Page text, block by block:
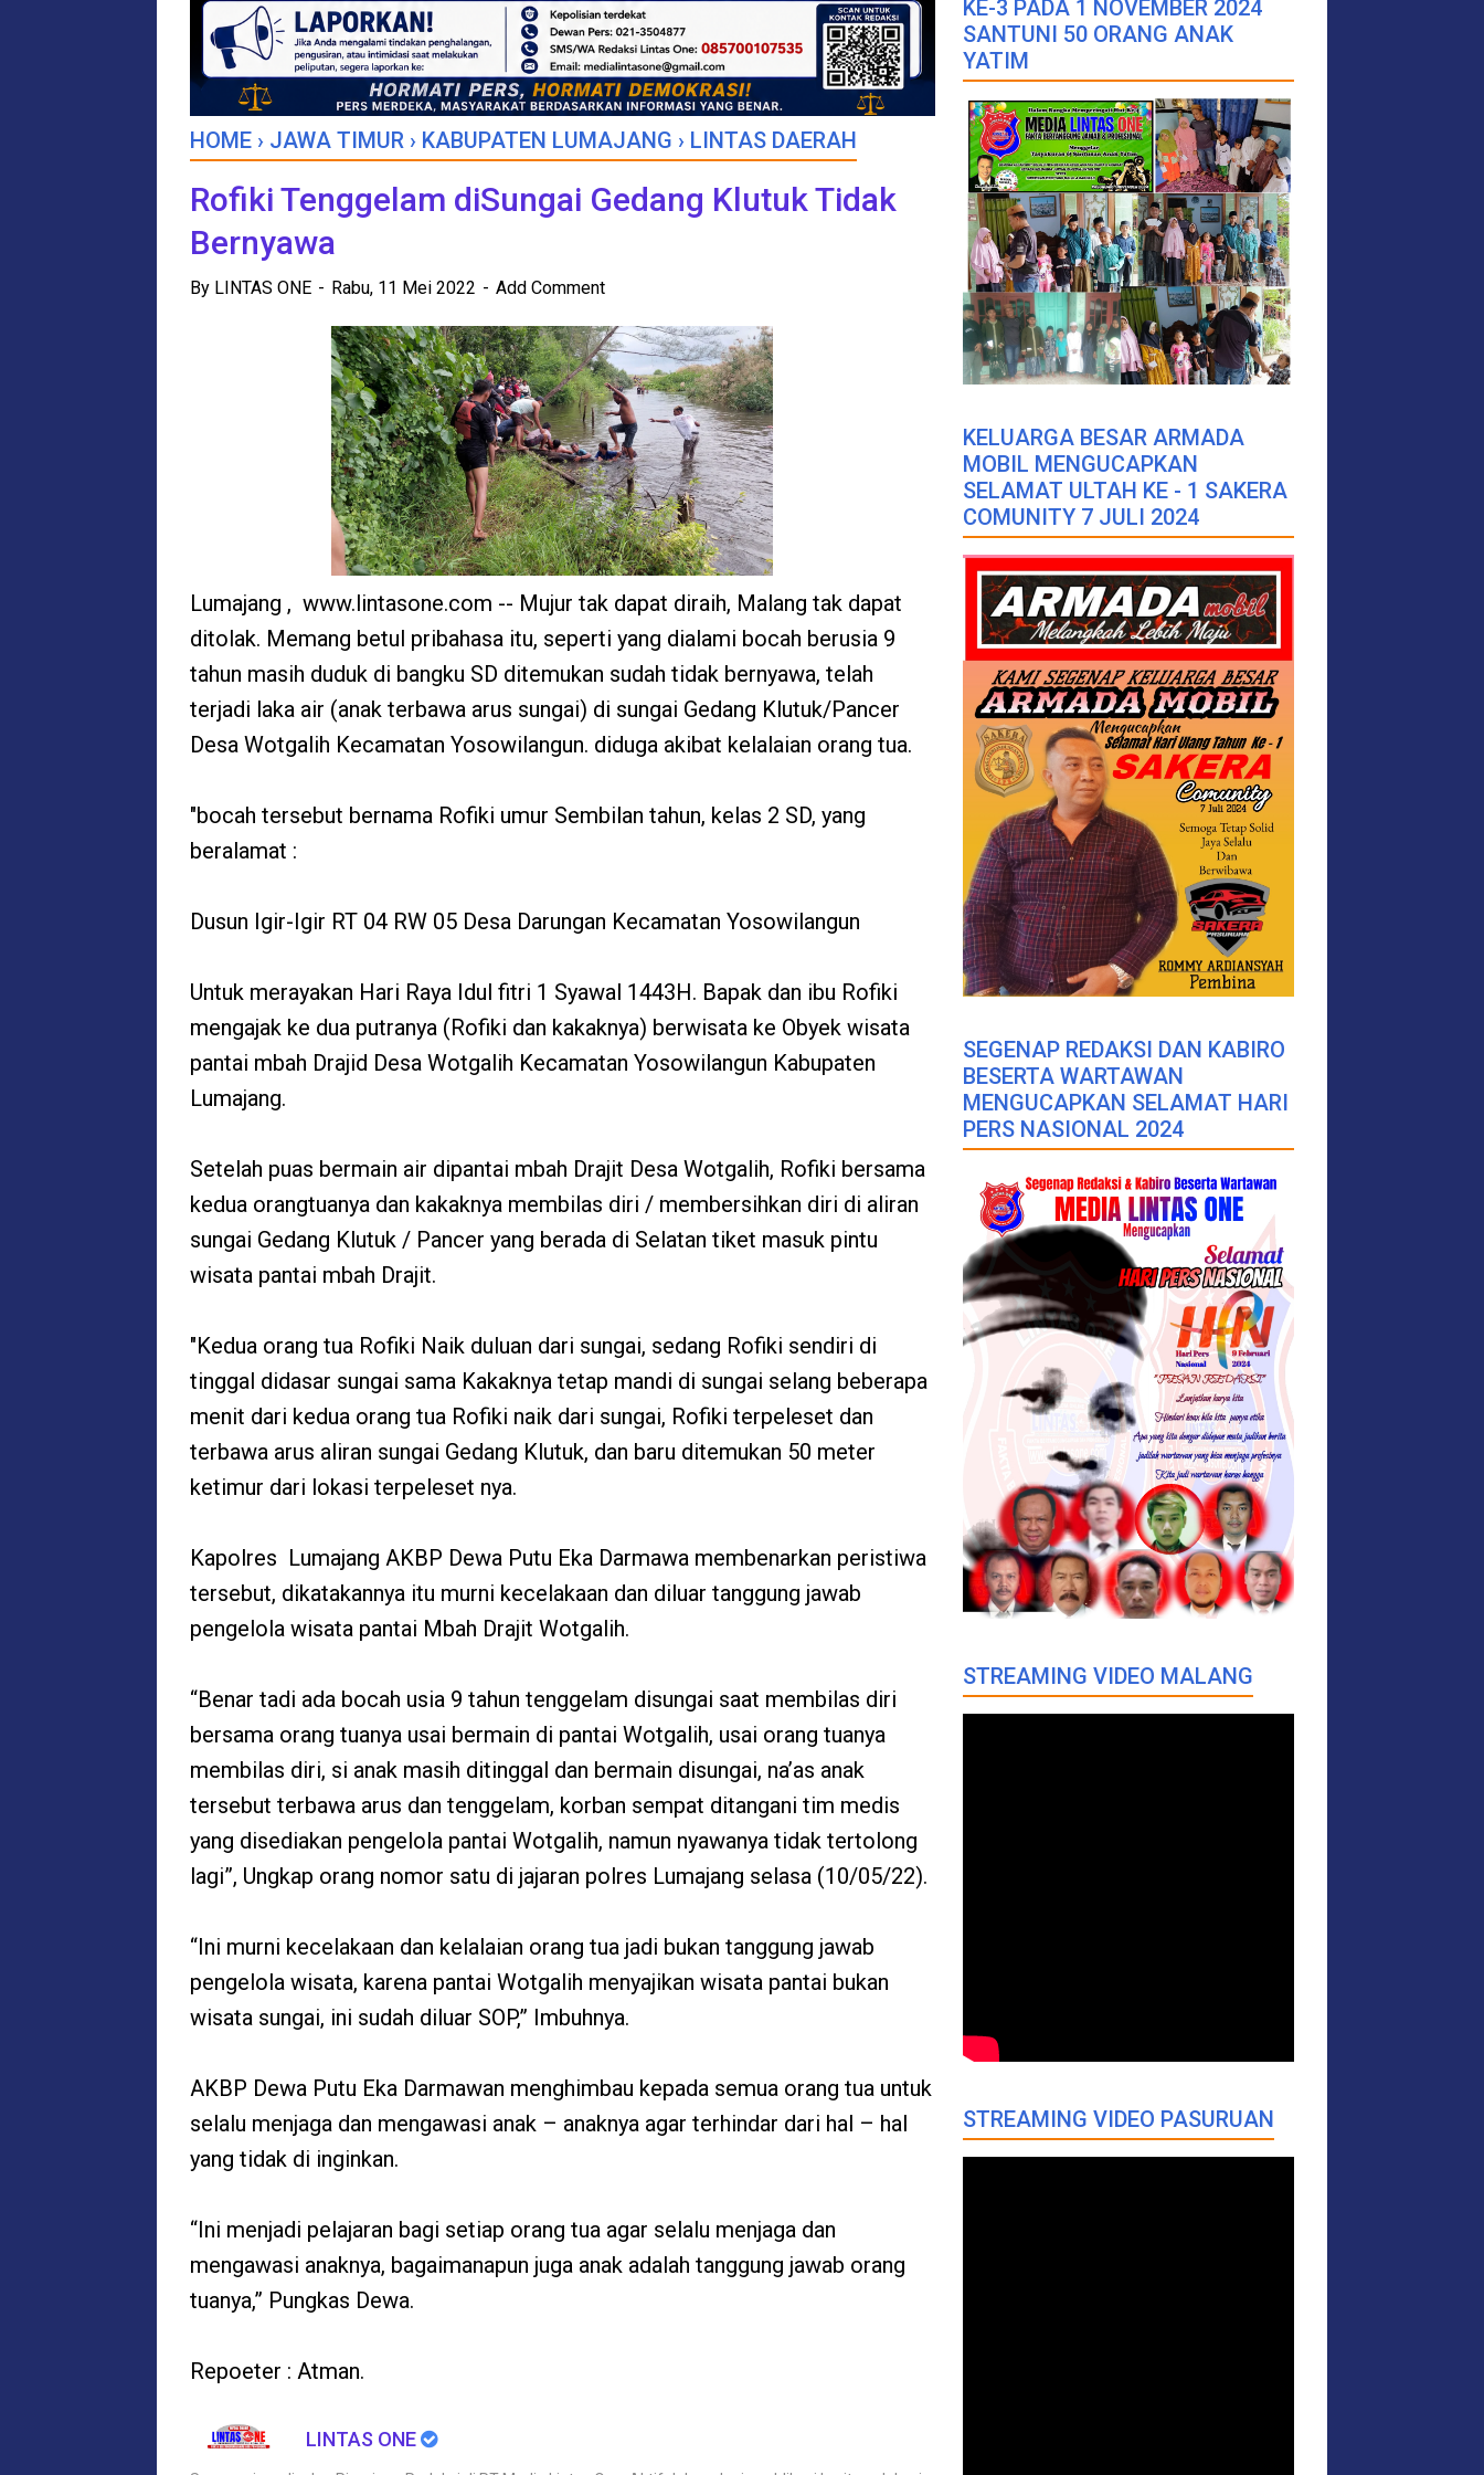
HOME › JAWA TIMUR › KABUPATEN LUMAJANG › LINTAS DAERAH
Rofiki Tenggelam diSungai Gedang Klutuk Tidak
Bernyawa
By LINTAS ONE Rabu, 11 Mei 2022 Add Comment
Lumajang , www.lintasone.com -- Mujur tak dapat diraih, Malang tak dapat
ditolak. Memang betul pribahasa itu, seperti yang dialami bocah berusia 9
tahun masih duduk di bangku SD ditemukan sudah tidak bernyawa, telah
terjadi laka air (anak terbawa arus sungai) di sungai Gedang Klutuk/Pancer
Desa Wotgalih Kecamatan Yosowilangun. diduga akibat kelalaian orang tua.
"bocah tersebut bernama Rofiki umur Sembilan tahun, kelas 2 SD, yang
beralamat :
Dusun Igir-Igir RT 04 RW 05 Desa Darungan Kecamatan Yosowilangun
Untuk merayakan Hari Raya Idul fitri 1 Syawal 1443H. Bapak dan ibu Rofiki
mengajak ke dua putranya (Rofiki dan kakaknya) berwisata ke Obyek wisata
pantai mbah Drajid Desa Wotgalih Kecamatan Yosowilangun Kabupaten
Lumajang.
Setelah puas bermain air dipantai mbah Drajit Desa Wotgalih, Rofiki bersama
kedua orangtuanya dan kakaknya membilas diri / membersihkan diri di aliran
sungai Gedang Klutuk / Pancer yang berada di Selatan tiket masuk pintu
wisata pantai mbah Drajit.
"Kedua orang tua Rofiki Naik duluan dari sungai, sedang Rofiki sendiri di
tinggal didasar sungai sama Kakaknya tetap mandi di sungai selang beberapa
menit dari kedua orang tua Rofiki naik dari sungai, Rofiki terpeleset dan
terbawa arus aliran sungai Gedang Klutuk, dan baru ditemukan 50 meter
ketimur dari lokasi terpeleset nya.
Kapolres Lumajang AKBP Dewa Putu Eka Darmawa membenarkan peristiwa
tersebut, dikatakannya itu murni kecelakaan dan diluar tanggung jawab
pengelola wisata pantai Mbah Drajit Wotgalih.
“Benar tadi ada bocah usia 9 tahun tenggelam disungai saat membilas diri
bersama orang tuanya usai bermain di pantai Wotgalih, usai orang tuanya
membilas diri, si anak masih ditinggal dan bermain disungai, na’as anak
tersebut terbawa arus dan tenggelam, korban sempat ditangani tim medis
yang disediakan pengelola pantai Wotgalih, namun nyawanya tidak tertolong
lagi”, Ungkap orang nomor satu di jajaran polres Lumajang selasa (10/05/22).
“Ini murni kecelakaan dan kelalaian orang tua jadi bukan tanggung jawab
pengelola wisata, karena pantai Wotgalih menyajikan wisata pantai bukan
wisata sungai, ini sudah diluar SOP,” Imbuhnya.
AKBP Dewa Putu Eka Darmawan menghimbau kepada semua orang tua untuk
selalu menjaga dan mengawasi anak – anaknya agar terhindar dari hal – hal
yang tidak di inginkan.
“Ini menjadi pelajaran bagi setiap orang tua agar selalu menjaga dan
mengawasi anaknya, bagaimanapun juga anak adalah tanggung jawab orang
tuanya,” Pungkas Dewa.
Repoeter : Atman.
LINTAS ONE
KE-3 PADA 1 NOVEMBER 2024
SANTUNI 50 ORANG ANAK
YATIM
KELUARGA BESAR ARMADA
MOBIL MENGUCAPKAN
SELAMAT ULTAH KE - 1 SAKERA
COMUNITY 7 JULI 2024
SEGENAP REDAKSI DAN KABIRO
BESERTA WARTAWAN
MENGUCAPKAN SELAMAT HARI
PERS NASIONAL 2024
STREAMING VIDEO MALANG
STREAMING VIDEO PASURUAN